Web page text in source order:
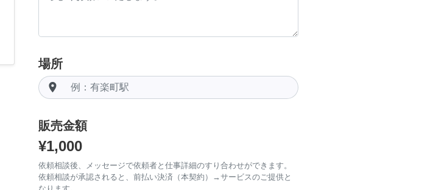
場所
room
販売金額
¥1,000
依頼相談後、メッセージで依頼者と仕事詳細のすり合わせができます。
依頼相談が承認されると、前払い決済（本契約）→サービスのご提供と